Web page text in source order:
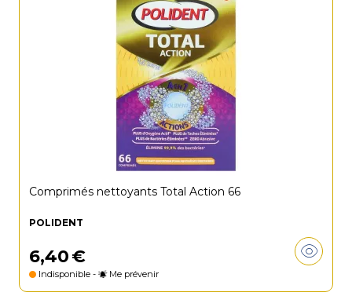
Comprimés nettoyants Total Action 66
POLIDENT
6,40€
Indisponible - Me prévenir